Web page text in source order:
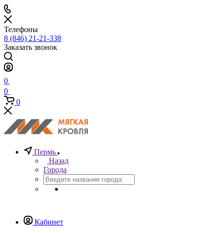
Телефоны
8 (846) 21-21-338
Заказать звонок
0
0
0
Пермь
Назад
Города
Кабинет